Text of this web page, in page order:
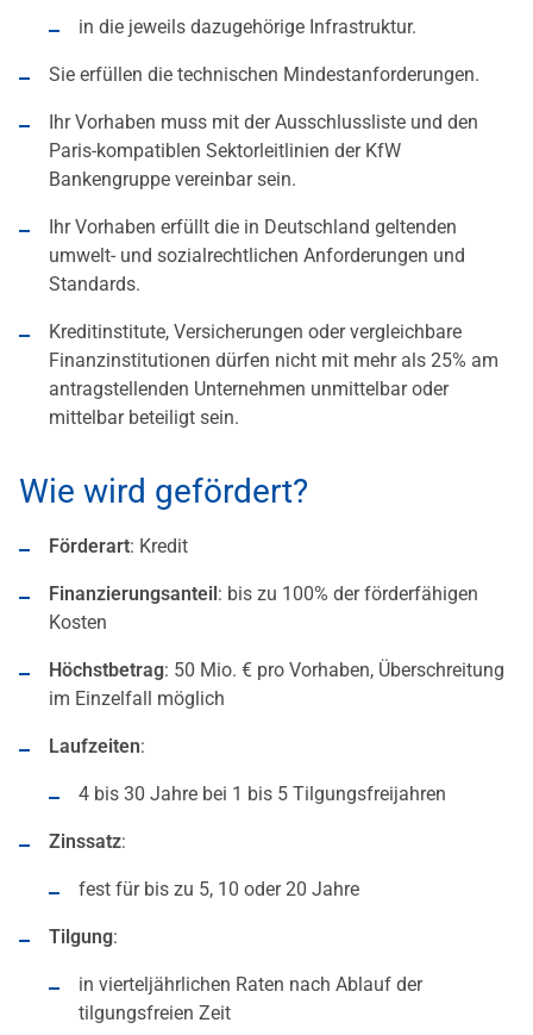
in die jeweils dazugehörige Infrastruktur.
Sie erfüllen die technischen Mindestanforderungen.
Ihr Vorhaben muss mit der Ausschlussliste und den
Paris-kompatiblen Sektorleitlinien der KfW
Bankengruppe vereinbar sein.
Ihr Vorhaben erfüllt die in Deutschland geltenden
umwelt- und sozialrechtlichen Anforderungen und
Standards.
Kreditinstitute, Versicherungen oder vergleichbare
Finanzinstitutionen dürfen nicht mit mehr als 25% am
antragstellenden Unternehmen unmittelbar oder
mittelbar beteiligt sein.
Wie wird gefördert?
Förderart: Kredit
Finanzierungsanteil : bis zu 100% der förderfähigen
Kosten
Höchstbetrag: 50 Mio. € pro Vorhaben, Überschreitung
im Einzelfall möglich
Laufzeiten:
4 bis 30 Jahre bei 1 bis 5 Tilgungsfreijahren
Zinssatz:
fest für bis zu 5, 10 oder 20 Jahre
Tilgung:
in vierteljährlichen Raten nach Ablauf der
tilgungsfreien Zeit